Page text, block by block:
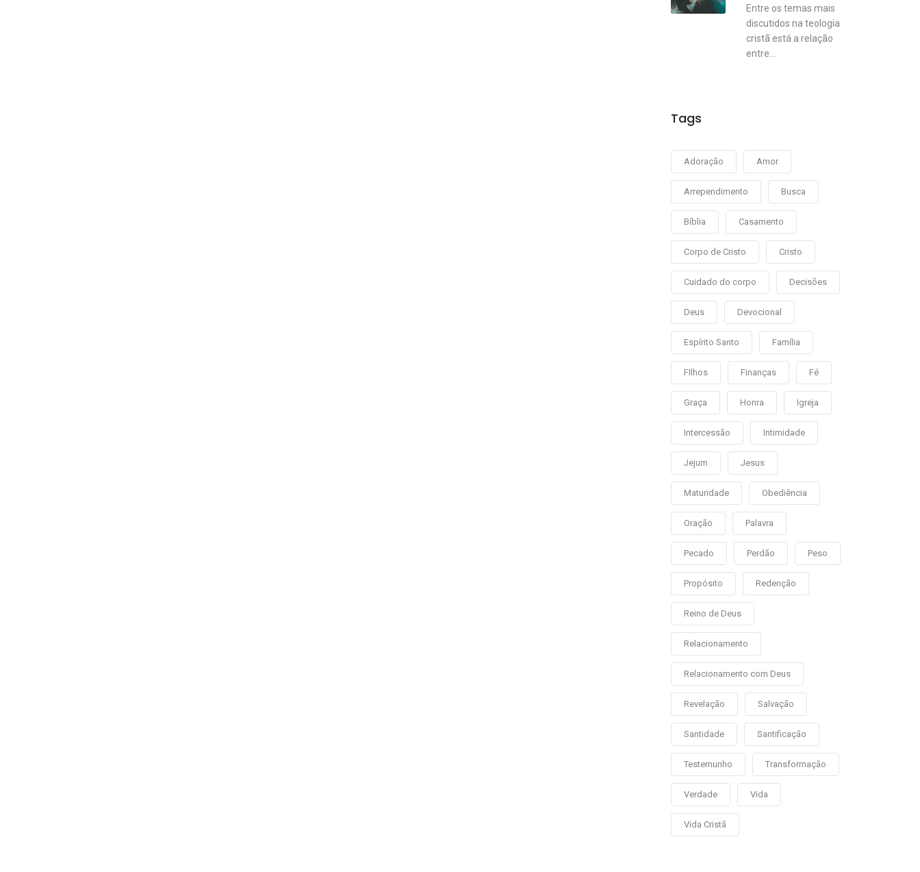
Entre os temas mais
discutidos na teologia
cristã está a relação
entre...
Tags
Adoração Amor
Arrependimento Busca
Bíblia Casamento
Corpo de Cristo Cristo
Cuidado do corpo Decisões
Deus Devocional
Espírito Santo Família
FIlhos Finanças Fé
Graça Honra Igreja
Intercessão Intimidade
Jejum Jesus
Maturidade Obediência
Oração Palavra
Pecado Perdão Peso
Propósito Redenção
Reino de Deus
Relacionamento
Relacionamento com Deus
Revelação Salvação
Santidade Santificação
Testemunho Transformação
Verdade Vida
Vida Cristã